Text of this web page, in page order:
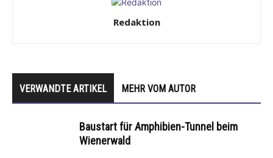
Redaktion
VERWANDTE ARTIKEL MEHR VOM AUTOR
Baustart für Amphibien-Tunnel beim
Wienerwald